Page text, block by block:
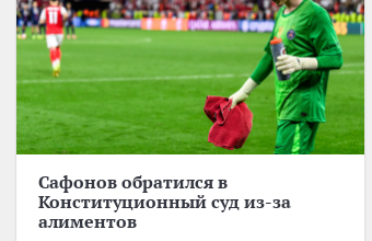
Сафонов обратился в
Конституционный суд из-за
алиментов